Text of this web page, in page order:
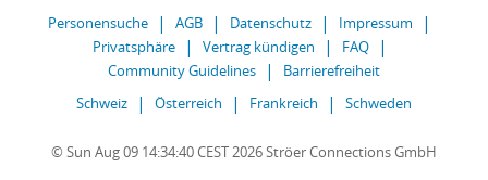
Personensuche AGB Datenschutz
Impressum
Privatsphäre
Vertrag kündigen
FAQ
Community Guidelines
Barrierefreiheit
Schweiz
Österreich Frankreich Schweden
© Sun Aug 09 14:34:40 CEST 2026 Ströer Connections GmbH